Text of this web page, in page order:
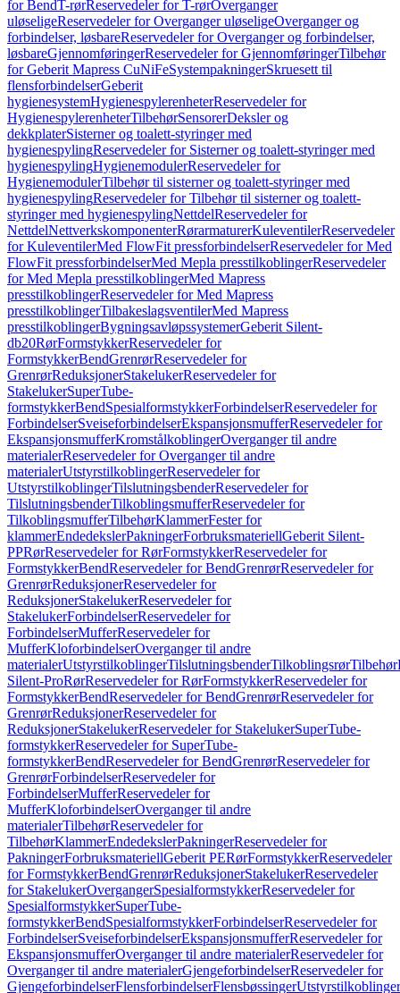
for BendT-rørReservedeler for T-rørOverganger
uløseligeReservedeler for Overganger uløseligeOverganger og
forbindelser, løsbareReservedeler for Overganger og forbindelser,
løsbareGjennomføringerReservedeler for GjennomføringerTilbehør
for Geberit Mapress CuNiFeSystempakningerSkruesett til
flensforbindelserGeberit
hygienesystemHygienespylerenheterReservedeler for
HygienespylerenheterTilbehørSensorerDeksler og
dekkplaterSisterner og toalett-styringer med
hygienespylingReservedeler for Sisterner og toalett-styringer med
hygienespylingHygienemodulerReservedeler for
HygienemodulerTilbehør til sisterner og toalett-styringer med
hygienespylingReservedeler for Tilbehør til sisterner og toalett-
styringer med hygienespylingNettdelReservedeler for
NettdelNettverkskomponenterRørarmaturerKuleventilerReservedeler
for KuleventilerMed FlowFit pressforbindelserReservedeler for Med
FlowFit pressforbindelserMed Mepla presstilkoblingerReservedeler
for Med Mepla presstilkoblingerMed Mapress
presstilkoblingerReservedeler for Med Mapress
presstilkoblingerTilbakeslagsventilerMed Mapress
presstilkoblingerBygningsavløpssystemerGeberit Silent-
db20RørFormstykkerReservedeler for
FormstykkerBendGrenrørReservedeler for
GrenrørReduksjonerStakelukerReservedeler for
StakelukerSuperTube-
formstykkerBendSpesialformstykkerForbindelserReservedeler for
ForbindelserSveiseforbindelserEkspansjonsmufferReservedeler for
EkspansjonsmufferKromstålkoblingerOverganger til andre
materialerReservedeler for Overganger til andre
materialerUtstyrstilkoblingerReservedeler for
UtstyrstilkoblingerTilslutningsbenderReservedeler for
TilslutningsbenderTilkoblingsmufferReservedeler for
TilkoblingsmufferTilbehørKlammerFester for
klammerEndedekslerPakningerForbruksmateriellGeberit Silent-
PPRørReservedeler for RørFormstykkerReservedeler for
FormstykkerBendReservedeler for BendGrenrørReservedeler for
GrenrørReduksjonerReservedeler for
ReduksjonerStakelukerReservedeler for
StakelukerForbindelserReservedeler for
ForbindelserMufferReservedeler for
MufferKloforbindelserOverganger til andre
materialerUtstyrstilkoblingerTilslutningsbenderTilkoblingsrørTilbehør
Silent-ProRørReservedeler for RørFormstykkerReservedeler for
FormstykkerBendReservedeler for BendGrenrørReservedeler for
GrenrørReduksjonerReservedeler for
ReduksjonerStakelukerReservedeler for StakelukerSuperTube-
formstykkerReservedeler for SuperTube-
formstykkerBendReservedeler for BendGrenrørReservedeler for
GrenrørForbindelserReservedeler for
ForbindelserMufferReservedeler for
MufferKloforbindelserOverganger til andre
materialerTilbehørReservedeler for
TilbehørKlammerEndedekslerPakningerReservedeler for
PakningerForbruksmateriellGeberit PERørFormstykkerReservedeler
for FormstykkerBendGrenrørReduksjonerStakelukerReservedeler
for StakelukerOvergangerSpesialformstykkerReservedeler for
SpesialformstykkerSuperTube-
formstykkerBendSpesialformstykkerForbindelserReservedeler for
ForbindelserSveiseforbindelserEkspansjonsmufferReservedeler for
EkspansjonsmufferOverganger til andre materialerReservedeler for
Overganger til andre materialerGjengeforbindelserReservedeler for
GjengeforbindelserFlensforbindelserFlensbøssingerUtstyrstilkoblinger